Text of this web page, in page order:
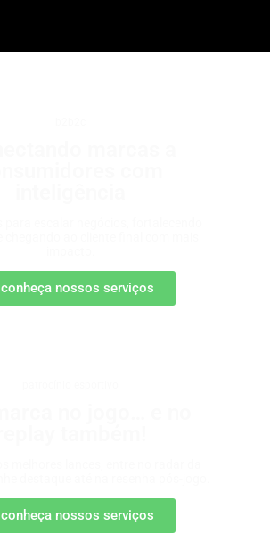
conheça nossos serviços
conheça nossos serviços